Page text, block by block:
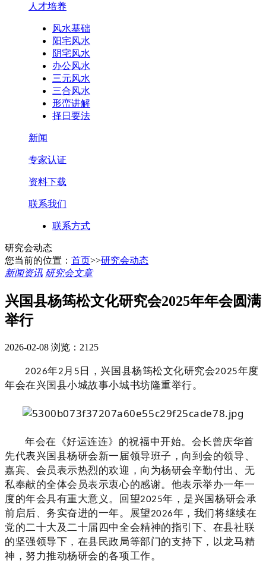
人才培养
风水基础
阳宅风水
阴宅风水
办公风水
三元风水
三合风水
形峦讲解
择日要法
新闻
专家认证
资料下载
联系我们
联系方式
研究会动态
您当前的位置： 首页>>研究会动态
新闻资讯 研究会文章
兴国县杨筠松文化研究会2025年年会圆满
举行
2026-02-08 浏览：2125
2026年2 月 5 日，兴国县杨筠松文化研究会2025年度
年会在兴国县小城故事小城书坊隆重举行。
年会在《好运连连》的祝福中开始。 会长曾庆华首
先代表兴国县杨研会新一届领导班子，向到会的领导、
嘉宾、会员表示热烈的欢迎，向为杨研会辛勤付出、无
私奉献的全体会员表示衷心的感谢。他表示举办一年一
度的年会具有重大意义。回望2025年，是兴国杨研会承
前启后、务实奋进的一年。展望2026年，我们将继续在
党的二十大及二十届四中全会精神的指引下、在县社联
的坚强领导下，在县民政局等部门的支持下，以龙马精
神，努力推动杨研会的各项工作。